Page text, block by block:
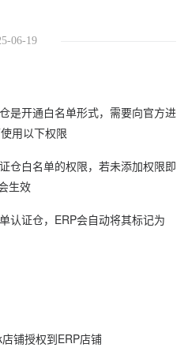
06-19
是开通白名单形式，需要向官方进
用以下权限
仓白名单的权限， 若未添加权限即
生效
认证仓，ERP会自动将其标记为
铺授权到ERP店铺